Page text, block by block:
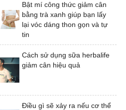
Bật mí công thức giảm cân
bằng trà xanh giúp bạn lấy
lại vóc dáng thon gọn và tự
tin
Cách sử dụng sữa herbalife
giảm cân hiệu quả
Điều gì sẽ xảy ra nếu cơ thể